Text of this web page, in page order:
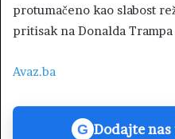
protumačeno kao slabost
pritisak na Donalda
Avaz.ba
G Dodajte